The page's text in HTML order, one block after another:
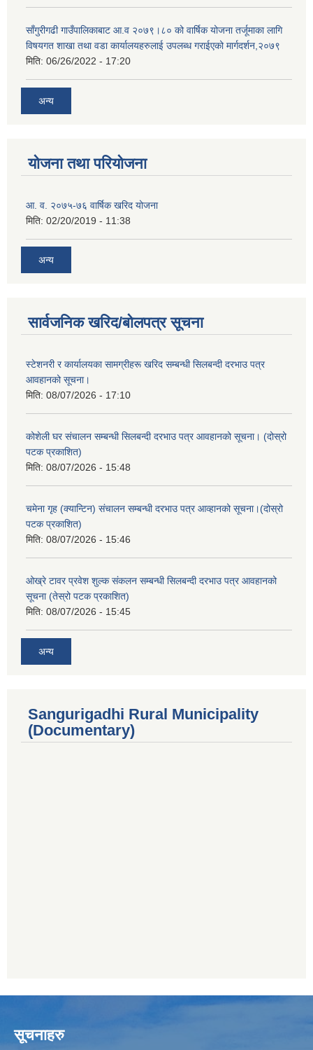
साँगुरीगढी गाउँपालिकाबाट आ.व २०७९।८० को वार्षिक योजना तर्जूमाका लागि
विषयगत शाखा तथा वडा कार्यालयहरुलाई उपलब्ध गराईएको मार्गदर्शन,२०७९
मिति: 06/26/2022 - 17:20
अन्य
योजना तथा परियोजना
आ. व. २०७५-७६ वार्षिक खरिद योजना
मिति: 02/20/2019 - 11:38
अन्य
सार्वजनिक खरिद/बोलपत्र सूचना
स्टेशनरी र कार्यालयका सामग्रीहरू खरिद सम्बन्धी सिलबन्दी दरभाउ पत्र
आवहानको सूचना।
मिति: 08/07/2026 - 17:10
कोशेली घर संचालन सम्बन्धी सिलबन्दी दरभाउ पत्र आवहानको सूचना। (दोस्रो
पटक प्रकाशित)
मिति: 08/07/2026 - 15:48
चमेना गृह (क्यान्टिन) संचालन सम्बन्धी दरभाउ पत्र आव्हानको सूचना।(दोस्रो
पटक प्रकाशित)
मिति: 08/07/2026 - 15:46
ओख्रे टावर प्रवेश शुल्क संकलन सम्बन्धी सिलबन्दी दरभाउ पत्र आवहानको
सूचना (तेस्रो पटक प्रकाशित)
मिति: 08/07/2026 - 15:45
अन्य
Sangurigadhi Rural Municipality
(Documentary)
सूचनाहरु